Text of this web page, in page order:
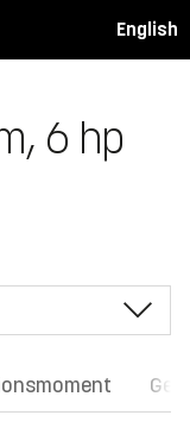
English
6 hp